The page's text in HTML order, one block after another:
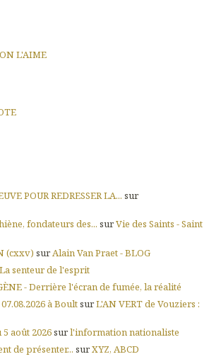
L'AIME
POUR REDRESSER LA... sur
fondateurs des... surVie des Saints - Saint
(cxxv) sur Alain Van Praet - BLOG
La senteur de l'esprit
- Derrière l'écran de fumée, la réalité
à BoultsurL'AN VERT de Vouziers :
août 2026surl'information nationaliste
de présenter... surXYZ, ABCD